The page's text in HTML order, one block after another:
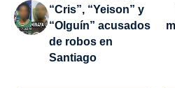
“Cris”, “Yeison” y
“Olguín” acusados
de robos en
Santiago